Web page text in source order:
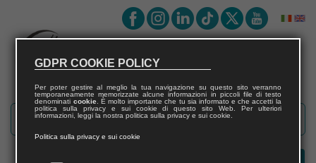
GDPR COOKIE POLICY
Per poter gestire al meglio la tua navigazione su questo sito verranno
temporaneamente memorizzate alcune informazioni in piccoli file di testo
denominati cookie. È molto importante che tu sia informato e che accetti la
politica sulla privacy e sui cookie di questo sito Web. Per ulteriori
informazioni, leggi la nostra politica sulla privacy e sui cookie.
Politica sulla privacy e sui cookie